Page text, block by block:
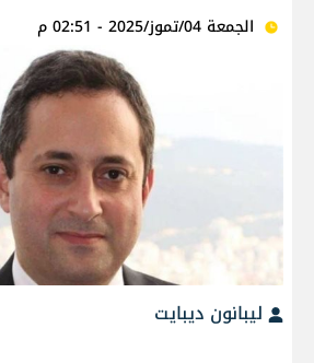
الجمعة 04/تموز/2025 - 02:51 م
ليبانون ديبايت